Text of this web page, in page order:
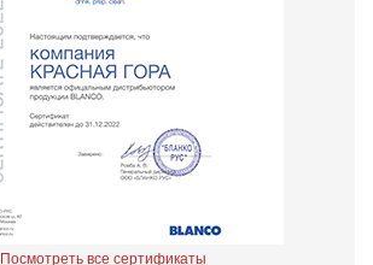
Посмотреть все сертификаты